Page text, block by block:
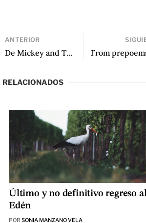
ANTERIOR
De Mickey and The Gang de Luis Arturo Ramos
RELACIONADOS
Último y no definitivo regreso
Edén
POR SONIA MANZANO VELA